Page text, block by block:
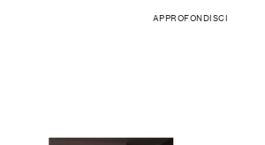
APPROFONDISCI